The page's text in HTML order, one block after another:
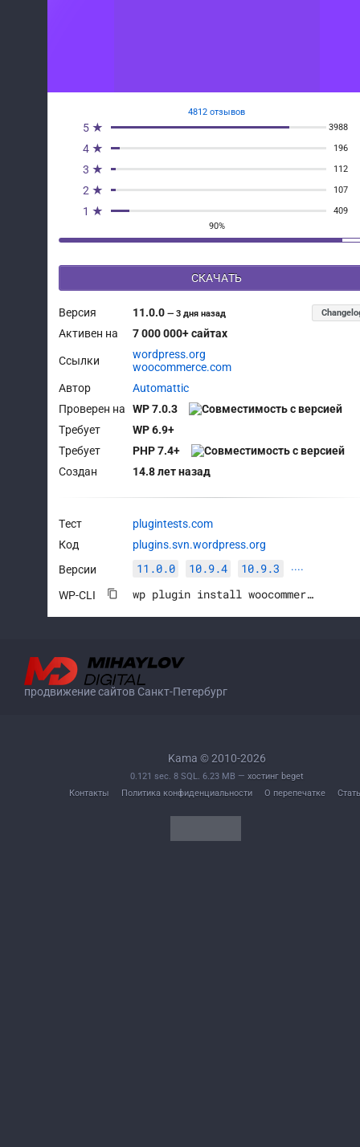
4812 отзывов
5 ★ 3988
4 ★ 196
3 ★ 112
2 ★ 107
1 ★
409
90%
СКАЧАТЬ
Версия 11.0.0—3 дня назад
Активен на 7 000 000+ сайтах
Ссылки
wordpress.org
woocommerce.com
Автор
Automattic
Проверен на
WP 7.0.3
Требует
WP 6.9+
Требует
PHP 7.4+
Создан
14.8 лет назад
Тест
plugintests.com
Код
plugins.svn.wordpress.org
Версии
11.0.0 10.9.4 10.9.3 ····
WP-CLI wp plugin install woocommerce --activate
продвижение сайтов Санкт-Петербург
Kama © 2010-2026
0.121 sec. 8 SQL. 6.23 MB — хостинг beget
Контакты
Политика конфиденциальности О перепечатке